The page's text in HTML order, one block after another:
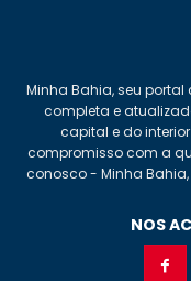
Minha Bahia, seu
completa e
capital e do
compromisso com a
conosco - Minha
NOS